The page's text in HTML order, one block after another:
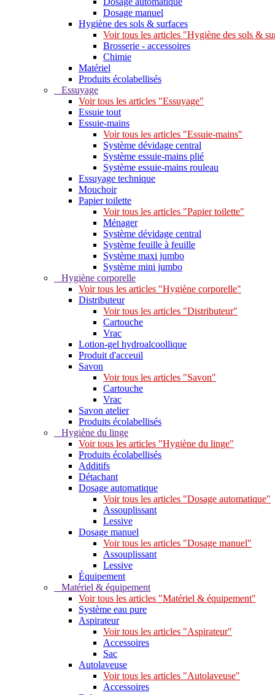
Dosage manuel
Hygiène des sols & surfaces
Voir tous les articles "Hygiène des sols &
Brosserie - accessoires
Chimie
Matériel
Produits écolabellisés
Essuyage
Voir tous les articles "Essuyage"
Essuie tout
Essuie-mains
Voir tous les articles "Essuie-mains"
Système dévidage central
Système essuie-mains plié
Système essuie-mains rouleau
Essuyage technique
Mouchoir
Papier toilette
Voir tous les articles "Papier toilette"
Ménager
Système dévidage central
Système feuille à feuille
Système maxi jumbo
Système mini jumbo
Hygiène corporelle
Voir tous les articles "Hygiène corporelle"
Distributeur
Voir tous les articles "Distributeur"
Cartouche
Vrac
Lotion-gel hydroalcoollique
Produit d'acceuil
Savon
Voir tous les articles "Savon"
Cartouche
Vrac
Savon atelier
Produits écolabellisés
Hygiène du linge
Voir tous les articles "Hygiène du linge"
Produits écolabellisés
Additifs
Détachant
Dosage automatique
Voir tous les articles "Dosage automatique"
Assouplissant
Lessive
Dosage manuel
Voir tous les articles "Dosage manuel"
Assouplissant
Lessive
Équipement
Matériel & équipement
Voir tous les articles "Matériel & équipement"
Système eau pure
Aspirateur
Voir tous les articles "Aspirateur"
Accessoires
Sac
Autolaveuse
Voir tous les articles "Autolaveuse"
Accessoires